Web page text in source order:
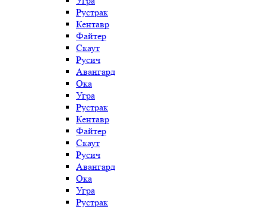
Рустрак
Кентавр
Файтер
Скаут
Русич
Авангард
Ока
Угра
Рустрак
Кентавр
Файтер
Скаут
Русич
Авангард
Ока
Угра
Рустрак